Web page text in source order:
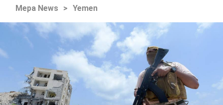
Mepa News > Yemen